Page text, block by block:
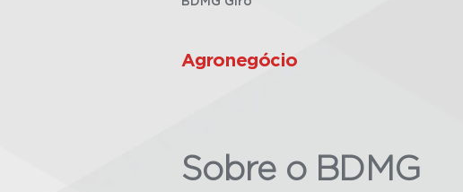
Agronegócio
Sobre o BDMG